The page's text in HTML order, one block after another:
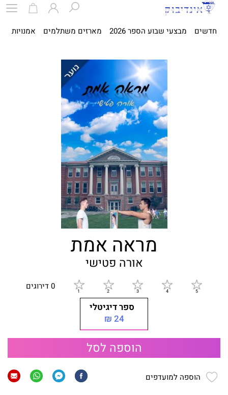
חדשים מבצעי שבוע הספר 2026 מארזים משתלמים אמנויות
מראה אמת
אורה פטישי
0 דירוגים
ספר דיגיטלי
24 ₪
הוספה לסל
הוספה למועדפים